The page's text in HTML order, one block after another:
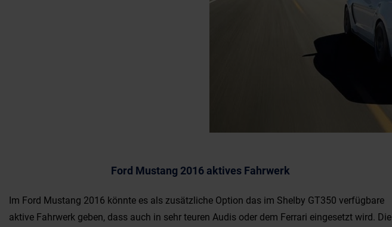
Ford Mustang 2016 aktives Fahrwerk
Im Ford Mustang 2016 könnte es als zusätzliche Option das im Shelby GT350 verfügbare
aktive Fahrwerk geben, dass auch in sehr teuren Audis oder dem Ferrari eingesetzt wird. Die